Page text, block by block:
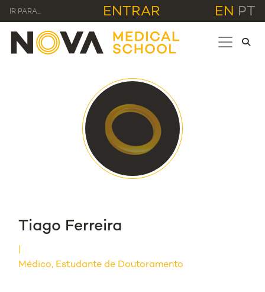
IR PARA... ENTRAR EN PT
Tiago Ferreira
Médico, Estudante de Doutoramento